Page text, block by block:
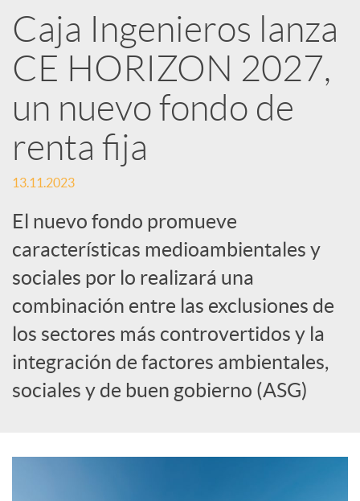
i
r
e
n
R
e
d
e
Caja Ingenieros lanza
CE HORIZON 2027,
un nuevo fondo de
renta fija
13.11.2023
El nuevo fondo promueve
características medioambientales y
sociales por lo realizará una
combinación entre las exclusiones de
los sectores más controvertidos y la
integración de factores ambientales,
sociales y de buen gobierno (ASG)